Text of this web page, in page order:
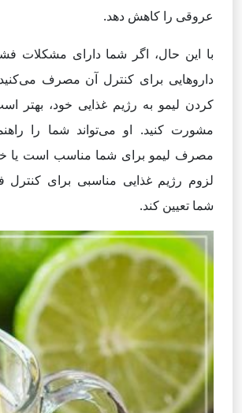
عروقی را کاهش دهد.
با این حال، اگر شما دارای مشکلات
داروهایی برای کنترل آن مصرف
کردن لیمو به رژیم غذایی خود، بهتر
مشورت کنید. او می‌تواند شما را
مصرف لیمو برای شما مناسب است یا
لزوم رژیم غذایی مناسبی برای
شما تعیین کند.